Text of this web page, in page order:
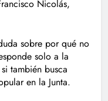
Nicolás,
sobre por qué no
solo a la
también busca
en la Junta.